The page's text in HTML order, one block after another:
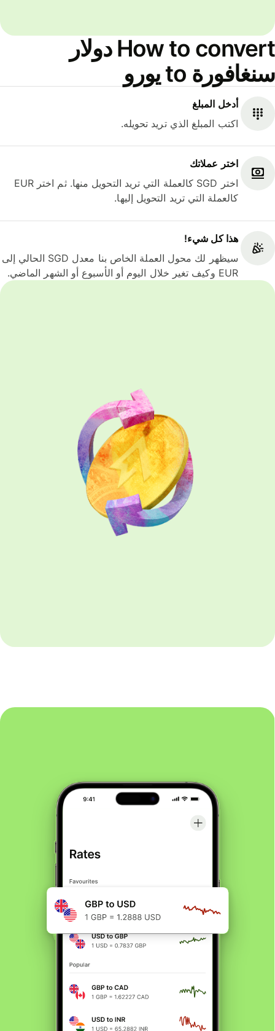
How to convert دولار
سنغافورة to يورو
أدخل المبلغ
اكتب المبلغ الذي تريد تحويله.
اختر عملاتك
اختر SGD كالعملة التي تريد التحويل منها. ثم اختر EUR
كالعملة التي تريد التحويل إليها.
هذا كل شيء‎!
سيظهر لك محول العملة الخاص بنا معدل SGD الحالي إلى
EUR وكيف تغير خلال اليوم أو الأسبوع أو الشهر الماضي.